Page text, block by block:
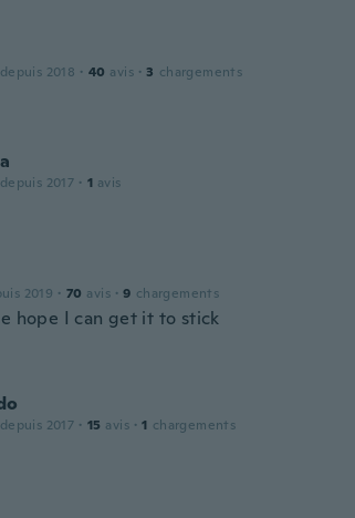
2018 · 40 avis · 3 chargements
2017 · 1 avis
2019 · 70 avis · 9 chargements
hope I can get it to stick
2017 · 15 avis · 1 chargements